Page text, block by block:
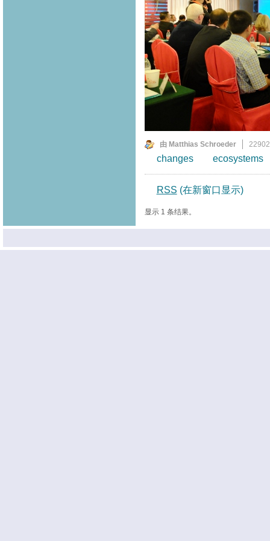
由 Matthias Schroeder
changes ecosystems
RSS (在新窗口显示)
显示 1 条结果。